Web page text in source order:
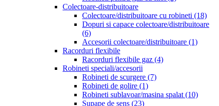
Colectoare-distribuitoare
Colectoare/distribuitoare cu robineti (18)
Dopuri si capace colectoare/distribuitoare
(6)
Accesorii colectoare/distribuitoare (1)
Racorduri flexibile
Racorduri flexibile gaz (4)
Robineti speciali/accesorii
Robineti de scurgere (7)
Robineti de golire (1)
Robineti sublavoar/masina spalat (10)
Supape de sens (23)